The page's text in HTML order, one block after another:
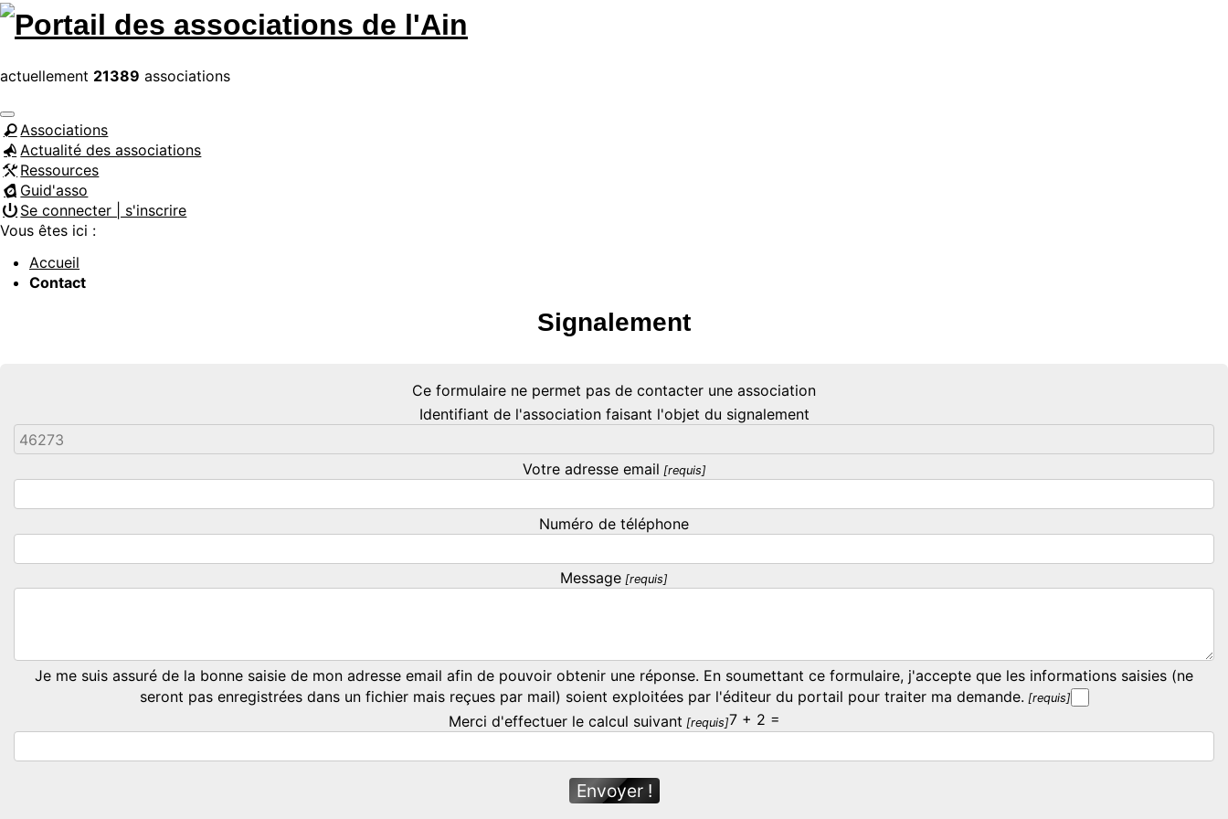
actuellement 21389 associations
Associations
Actualité des associations
Ressources
Guid'asso
Se connecter | s'inscrire
Vous êtes ici :
Accueil
Contact
Signalement
Ce formulaire ne permet pas de contacter une association
Identifiant de l'association faisant l'objet du signalement
Votre adresse email
Numéro de téléphone
Message
Je me suis assuré de la bonne saisie de mon adresse email afin de pouvoir obtenir une réponse. En soumettant ce formulaire, j'accepte que les informations saisies (ne
seront pas enregistrées dans un fichier mais reçues par mail) soient exploitées par l'éditeur du portail pour traiter ma demande.
Merci d'effectuer le calcul suivant
7 + 2 =